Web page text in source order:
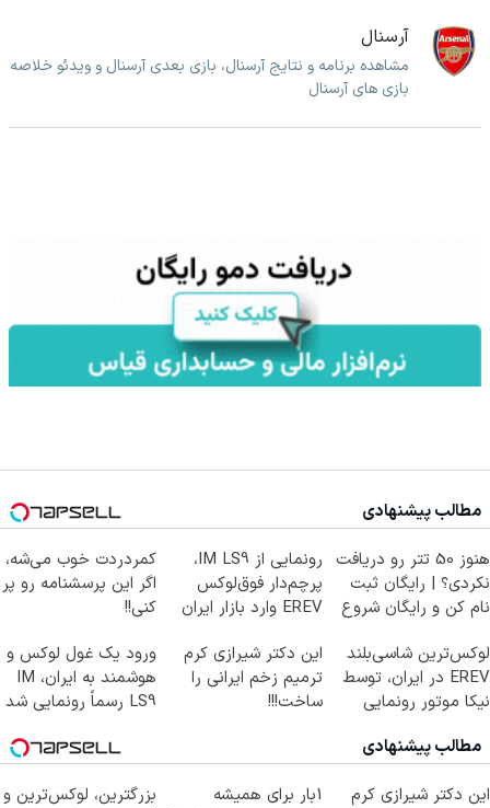
آرسنال
مشاهده برنامه و نتایج آرسنال، بازی بعدی آرسنال و ویدئو خلاصه
بازی های آرسنال
مطالب پیشنهادی
هنوز 50 تتر رو دریافت
نکردی؟ | رایگان ثبت
نام کن و رایگان شروع
رونمایی از IM LS9،
پرچم‌دار فوق‌لوکس
EREV وارد بازار ایران
کمردردت خوب می‌شه،
اگر این پرسشنامه رو پر
کنی!!
لوکس‌ترین شاسی‌بلند
EREV در ایران، توسط
نیکا موتور رونمایی
این دکتر شیرازی کرم
ترمیم زخم ایرانی را
ساخت!!!
ورود یک غول لوکس و
هوشمند به ایران، IM
LS9 رسماً رونمایی شد
مطالب پیشنهادی
این دکتر شیرازی کرم
1بار برای همیشه
بزرگترین، لوکس‌ترین و